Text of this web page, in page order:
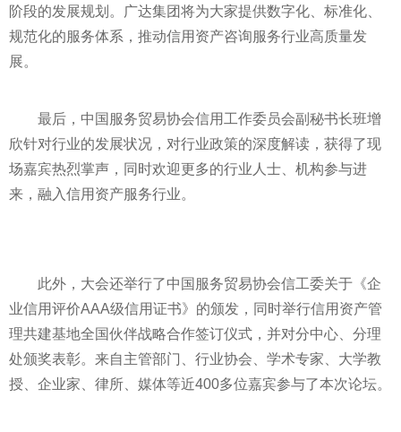
阶段的发展规划。广达集团将为大家提供数字化、标准化、
规范化的服务体系，推动信用资产咨询服务行业高质量发
展。
最后，中国服务贸易协会信用工作委员会副秘书长班增
欣针对行业的发展状况，对行业政策的深度解读，获得了现
场嘉宾热烈掌声，同时欢迎更多的行业人士、机构参与进
来，融入信用资产服务行业。
此外，大会还举行了中国服务贸易协会信工委关于《企
业信用评价AAA级信用证书》的颁发，同时举行信用资产管
理共建基地全国伙伴战略合作签订仪式，并对分中心、分理
处颁奖表彰。来自主管部门、行业协会、学术专家、大学教
授、企业家、律所、媒体等近400多位嘉宾参与了本次论坛。